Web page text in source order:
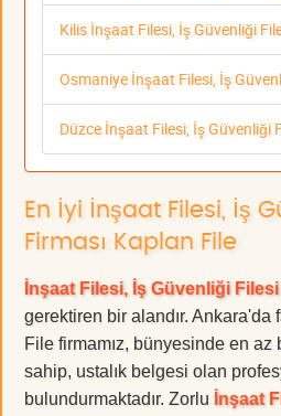
Kilis İnşaat Filesi, İş Güvenliği
Osmaniye İnşaat Filesi, İş
Düzce İnşaat Filesi, İş Güvenliği
En İyi İnşaat Filesi, İş
Firması Kaplan File
İnşaat Filesi, İş Güvenliği Filesi
gerektiren bir alandır.
File firmamız, bünyesinde en az
sahip, ustalık belgesi olan
bulundurmaktadır. Zorlu İnşaat